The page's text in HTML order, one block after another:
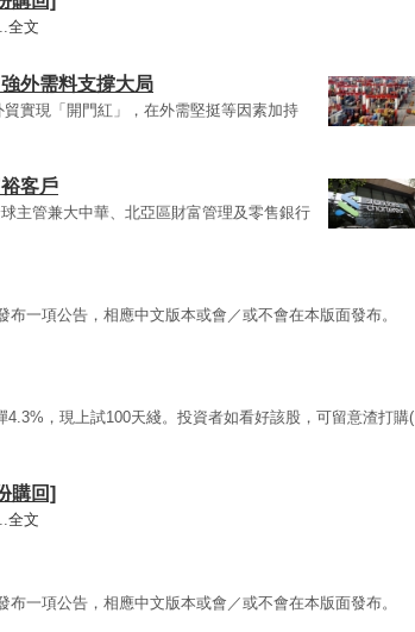
全文
外需料支撐大局
實現「開門紅」，在外需堅挺等因素加持
客戶
主管兼大中華、北亞區財富管理及零售銀行
一項公告，相應中文版本或會／或不會在本版面發布。
4.3%，現上試100天綫。投資者如看好該股，可留意渣打購(
購回]
全文
一項公告，相應中文版本或會／或不會在本版面發布。